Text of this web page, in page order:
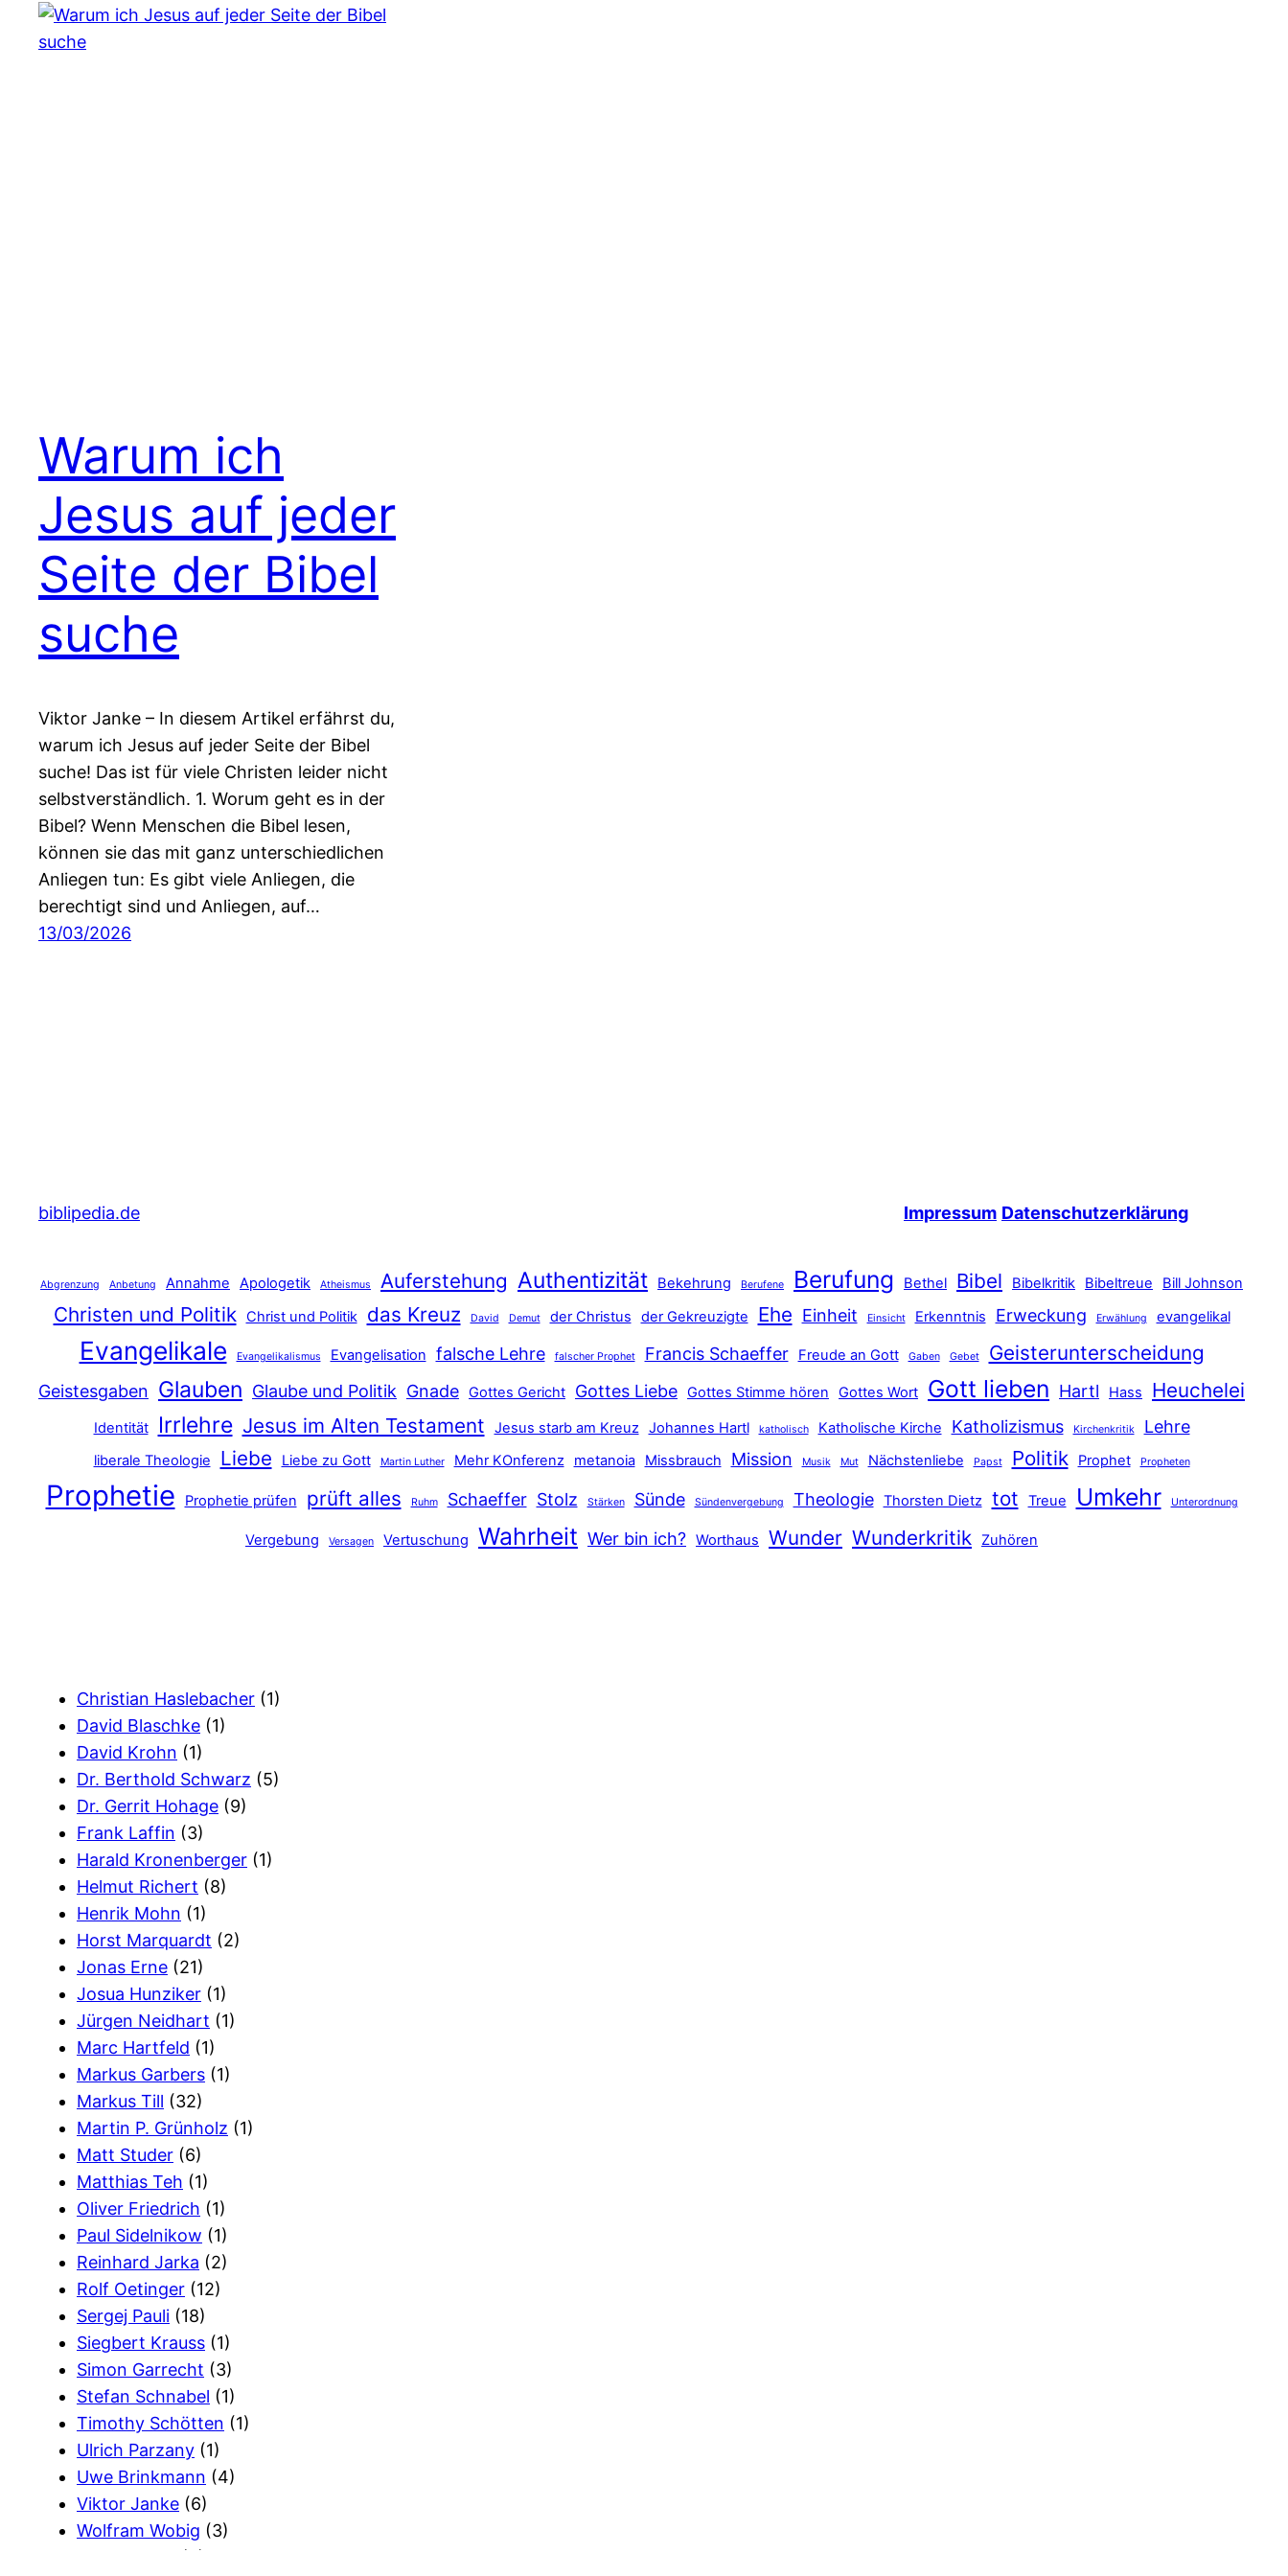
Warum ich
Jesus auf jeder
Seite der Bibel
suche
Viktor Janke – In diesem Artikel erfährst du,
warum ich Jesus auf jeder Seite der Bibel
suche! Das ist für viele Christen leider nicht
selbstverständlich. 1. Worum geht es in der
Bibel? Wenn Menschen die Bibel lesen,
können sie das mit ganz unterschiedlichen
Anliegen tun: Es gibt viele Anliegen, die
berechtigt sind und Anliegen, auf…
13/03/2026
biblipedia.de Impressum Datenschutzerklärung
Abgrenzung Anbetung Annahme Apologetik Atheismus Auferstehung Authentizität Bekehrung Berufene Berufung Bethel Bibel Bibelkritik Bibeltreue Bill Johnson
Christen und Politik Christ und Politik das Kreuz David Demut der Christus der Gekreuzigte Ehe Einheit Einsicht Erkenntnis Erweckung Erwählung evangelikal
Evangelikale Evangelikalismus Evangelisation falsche Lehre falscher Prophet Francis Schaeffer Freude an Gott Gaben Gebet Geisterunterscheidung
Geistesgaben Glauben Glaube und Politik Gnade Gottes Gericht Gottes Liebe Gottes Stimme hören Gottes Wort Gott lieben Hartl Hass Heuchelei
Identität Irrlehre Jesus im Alten Testament Jesus starb am Kreuz Johannes Hartl katholisch Katholische Kirche Katholizismus Kirchenkritik Lehre
liberale Theologie Liebe Liebe zu Gott Martin Luther Mehr KOnferenz metanoia Missbrauch Mission Musik Mut Nächstenliebe Papst Politik Prophet Propheten
Prophetie Prophetie prüfen prüft alles Ruhm Schaeffer Stolz Stärken Sünde Sündenvergebung Theologie Thorsten Dietz tot Treue Umkehr Unterordnung
Vergebung Versagen Vertuschung Wahrheit Wer bin ich? Worthaus Wunder Wunderkritik Zuhören
Christian Haslebacher (1)
David Blaschke (1)
David Krohn (1)
Dr. Berthold Schwarz (5)
Dr. Gerrit Hohage (9)
Frank Laffin (3)
Harald Kronenberger (1)
Helmut Richert (8)
Henrik Mohn (1)
Horst Marquardt (2)
Jonas Erne (21)
Josua Hunziker (1)
Jürgen Neidhart (1)
Marc Hartfeld (1)
Markus Garbers (1)
Markus Till (32)
Martin P. Grünholz (1)
Matt Studer (6)
Matthias Teh (1)
Oliver Friedrich (1)
Paul Sidelnikow (1)
Reinhard Jarka (2)
Rolf Oetinger (12)
Sergej Pauli (18)
Siegbert Krauss (1)
Simon Garrecht (3)
Stefan Schnabel (1)
Timothy Schötten (1)
Ulrich Parzany (1)
Uwe Brinkmann (4)
Viktor Janke (6)
Wolfram Wobig (3)
(2)